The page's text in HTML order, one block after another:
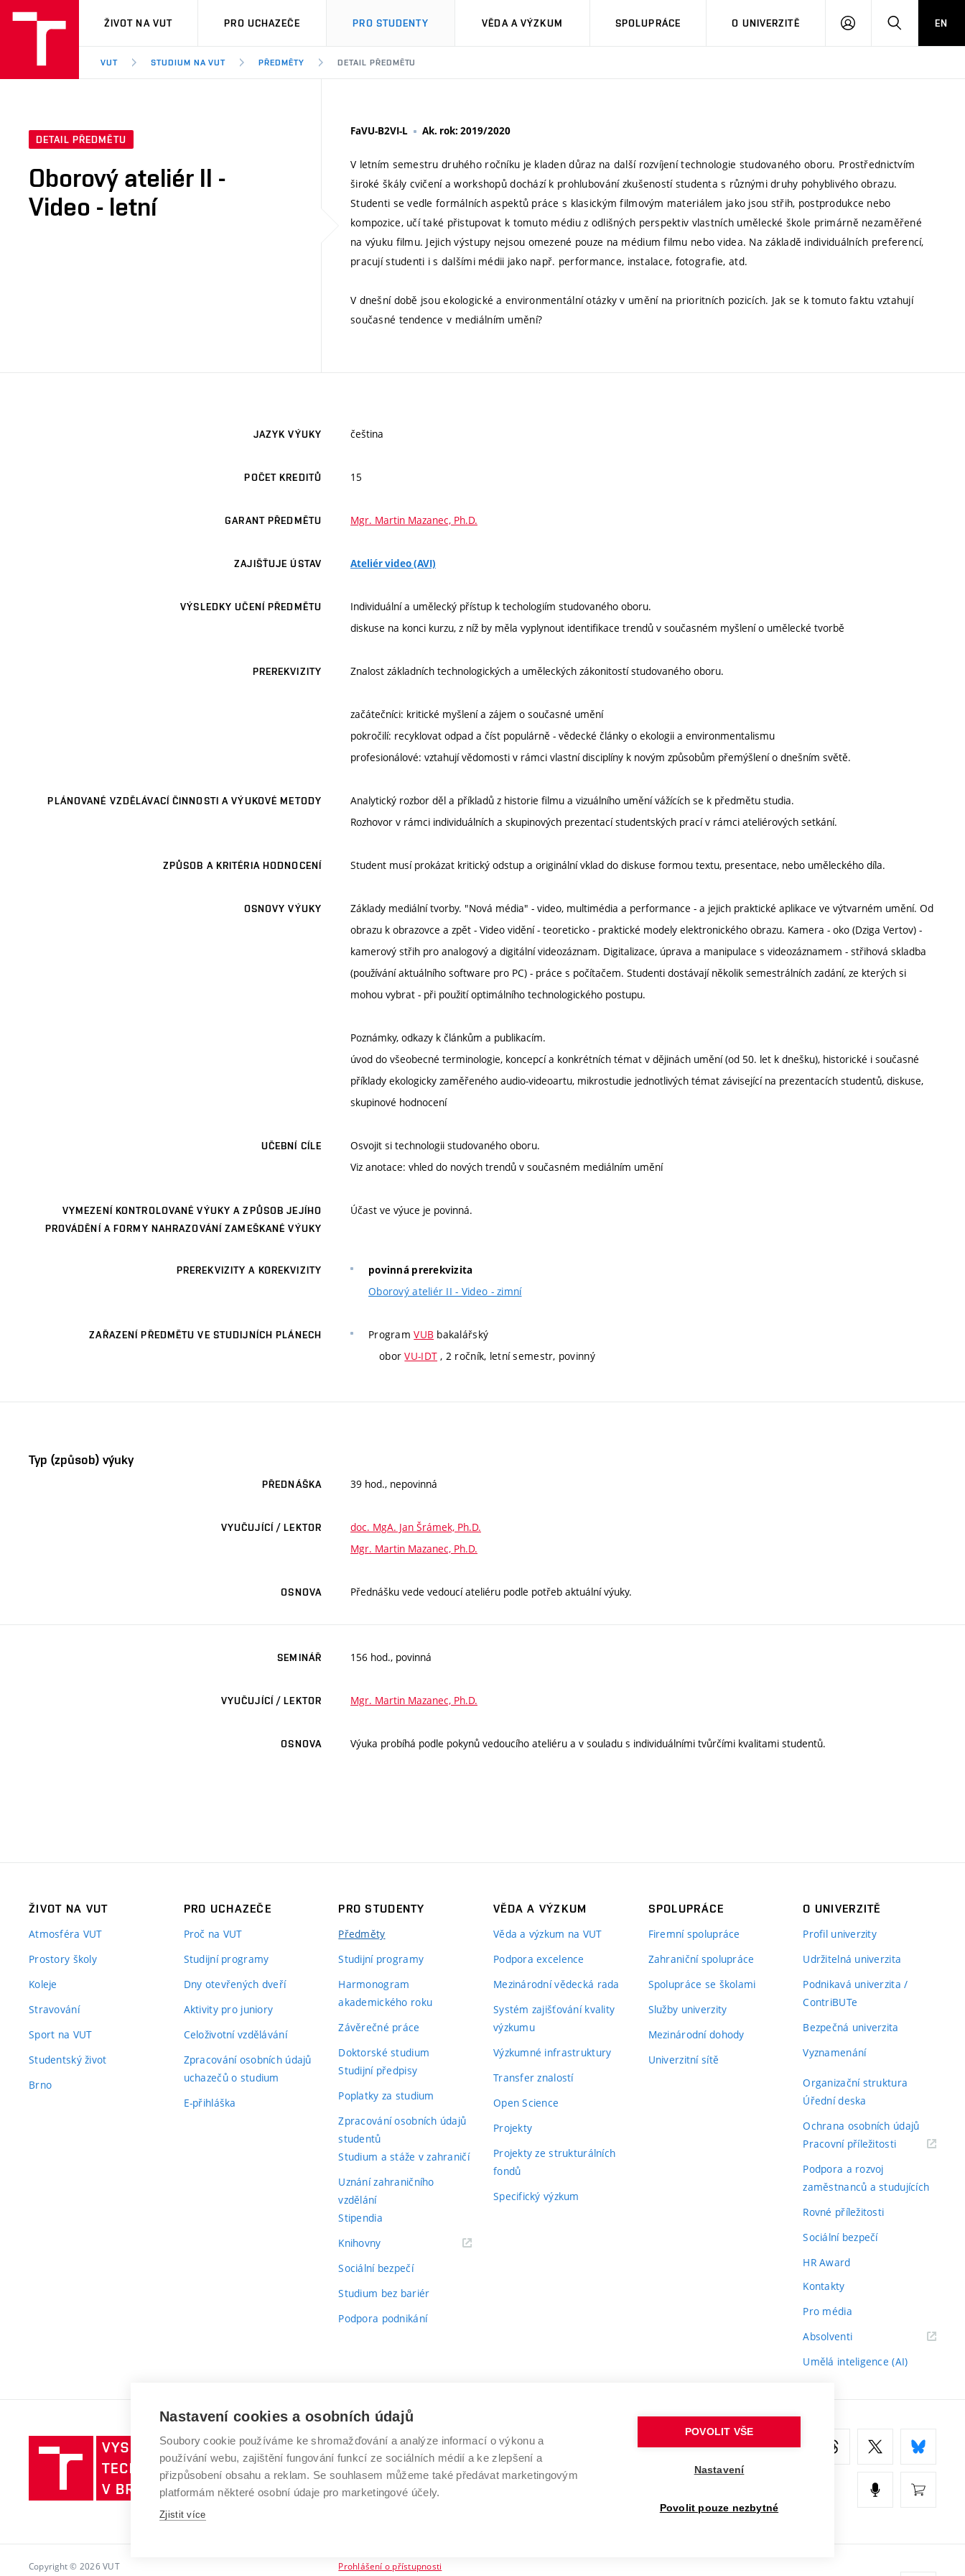
VUT
ŽIVOT NA VUT PRO UCHAZEČE PRO STUDENTY VĚDA A VÝZKUM SPOLUPRÁCE O UNIVERZITĚ
PŘIHLÁSIT HLEDATEN
VUT STUDIUM NA VUT PŘEDMĚTY DETAIL PŘEDMĚTU
DETAIL PŘEDMĚTU
Oborový ateliér II -
Video - letní
FaVU-B2VI-L Ak. rok: 2019/2020
V letním semestru druhého ročníku je kladen důraz na další rozvíjení technologie studovaného oboru. Prostřednictvím
široké škály cvičení a workshopů dochází k prohlubování zkušeností studenta s různými druhy pohyblivého obrazu.
Studenti se vedle formálních aspektů práce s klasickým filmovým materiálem jako jsou střih, postprodukce nebo
kompozice, učí také přistupovat k tomuto médiu z odlišných perspektiv vlastních umělecké škole primárně nezaměřené
na výuku filmu. Jejich výstupy nejsou omezené pouze na médium filmu nebo videa. Na základě individuálních preferencí,
pracují studenti i s dalšími médii jako např. performance, instalace, fotografie, atd.
V dnešní době jsou ekologické a environmentální otázky v umění na prioritních pozicích. Jak se k tomuto faktu vztahují
současné tendence v mediálním umění?
JAZYK VÝUKY čeština
POČET KREDITŮ 15
GARANT PŘEDMĚTU Mgr. Martin Mazanec, Ph.D.
ZAJIŠŤUJE ÚSTAV Ateliér video (AVI)
VÝSLEDKY UČENÍ PŘEDMĚTU
Individuální a umělecký přístup k techologiím studovaného oboru.
diskuse na konci kurzu, z níž by měla vyplynout identifikace trendů v současném myšlení o umělecké tvorbě
PREREKVIZITY Znalost základních technologických a uměleckých zákonitostí studovaného oboru.
začátečníci: kritické myšlení a zájem o současné umění
pokročilí: recyklovat odpad a číst populárně - vědecké články o ekologii a environmentalismu
profesionálové: vztahují vědomosti v rámci vlastní disciplíny k novým způsobům přemýšlení o dnešním světě.
PLÁNOVANÉ VZDĚLÁVACÍ ČINNOSTI A VÝUKOVÉ METODY
Analytický rozbor děl a příkladů z historie filmu a vizuálního umění vážících se k předmětu studia.
Rozhovor v rámci individuálních a skupinových prezentací studentských prací v rámci ateliérových setkání.
ZPŮSOB A KRITÉRIA HODNOCENÍ Student musí prokázat kritický odstup a originální vklad do diskuse formou textu, presentace, nebo uměleckého díla.
OSNOVY VÝUKY
Základy mediální tvorby. "Nová média" - video, multimédia a performance - a jejich praktické aplikace ve výtvarném umění. Od
obrazu k obrazovce a zpět - Video vidění - teoreticko - praktické modely elektronického obrazu. Kamera - oko (Dziga Vertov) -
kamerový střih pro analogový a digitální videozáznam. Digitalizace, úprava a manipulace s videozáznamem - střihová skladba
(používání aktuálního software pro PC) - práce s počítačem. Studenti dostávají několik semestrálních zadání, ze kterých si
mohou vybrat - při použití optimálního technologického postupu.
Poznámky, odkazy k článkům a publikacím.
úvod do všeobecné terminologie, koncepcí a konkrétních témat v dějinách umění (od 50. let k dnešku), historické i současné
příklady ekologicky zaměřeného audio-videoartu, mikrostudie jednotlivých témat závisející na prezentacích studentů, diskuse,
skupinové hodnocení
UČEBNÍ CÍLE
Osvojit si technologii studovaného oboru.
Viz anotace: vhled do nových trendů v současném mediálním umění
VYMEZENÍ KONTROLOVANÉ VÝUKY A ZPŮSOB JEJÍHO
PROVÁDĚNÍ A FORMY NAHRAZOVÁNÍ ZAMEŠKANÉ VÝUKY
Účast ve výuce je povinná.
PREREKVIZITY A KOREKVIZITY povinná prerekvizita
Oborový ateliér II - Video - zimní
ZAŘAZENÍ PŘEDMĚTU VE STUDIJNÍCH PLÁNECH ProgramVUB bakalářský
oborVU-IDT , 2 ročník, letní semestr, povinný
Typ (způsob) výuky
PŘEDNÁŠKA 39 hod., nepovinná
VYUČUJÍCÍ / LEKTOR
doc. MgA. Jan Šrámek, Ph.D.
Mgr. Martin Mazanec, Ph.D.
OSNOVA Přednášku vede vedoucí ateliéru podle potřeb aktuální výuky.
SEMINÁŘ 156 hod., povinná
VYUČUJÍCÍ / LEKTOR Mgr. Martin Mazanec, Ph.D.
OSNOVA Výuka probíhá podle pokynů vedoucího ateliéru a v souladu s individuálními tvůrčími kvalitami studentů.
ŽIVOT NA VUT
Atmosféra VUT
Prostory školy
Koleje
Stravování
Sport na VUT
Studentský život
Brno
PRO UCHAZEČE
Proč na VUT
Studijní programy
Dny otevřených dveří
Aktivity pro juniory
Celoživotní vzdělávání
Zpracování osobních údajů
uchazečů o studium
E-přihláška
PRO STUDENTY
Předměty
Studijní programy
Harmonogram
akademického roku
Závěrečné práce
Doktorské studium
Studijní předpisy
Poplatky za studium
Zpracování osobních údajů
studentů
Studium a stáže v zahraničí
Uznání zahraničního
vzdělání
Stipendia
Knihovny(externí
Sociální bezpečí
Studium bez bariér
Podpora podnikání
VĚDA A VÝZKUM
Věda a výzkum na VUT
Podpora excelence
Mezinárodní vědecká rada
Systém zajišťování kvality
výzkumu
Výzkumné infrastruktury
Transfer znalostí
Open Science
Projekty
Projekty ze strukturálních
fondů
Specifický výzkum
SPOLUPRÁCE
Firemní spolupráce
Zahraniční spolupráce
Spolupráce se školami
Služby univerzity
Mezinárodní dohody
Univerzitní sítě
O UNIVERZITĚ
Profil univerzity
Udržitelná univerzita
Podnikavá univerzita /
ContriBUTe
Bezpečná univerzita
Vyznamenání
Organizační struktura
Úřední deska
Ochrana osobních údajů
Pracovní příležitosti(externí
Podpora a rozvoj
zaměstnanců a studujících
Rovné příležitosti
Sociální bezpečí
HR Award
Kontakty
Pro média
Absolventi(externí
Umělá inteligence (AI)
Vysoké
učení
technické
v
VYSOKÉ UČENÍ TECHNICKÉ V BRNĚ
Antonínská 548/1
602 00 Brno
www.vut.cz
Copyright © 2026 VUT
Prohlášení o přístupnosti
Nastavení cookies a osobních údajů
Soubory cookie používáme ke shromažďování a analýze informací o výkonu a
používání webu, zajištění fungování funkcí ze sociálních médií a ke zlepšení a
přizpůsobení obsahu a reklam. Se souhlasem můžeme také předávat marketingovým
platformám některé osobní údaje pro marketingové účely.
Zjistit více
POVOLIT VŠE
Nastavení
Povolit pouze nezbytné